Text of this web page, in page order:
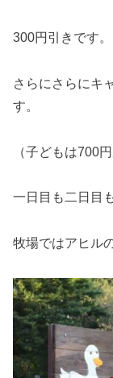
300円引きです。
さらにさらにキ
す。
（子どもは700
一日目も二日目
牧場ではアヒル